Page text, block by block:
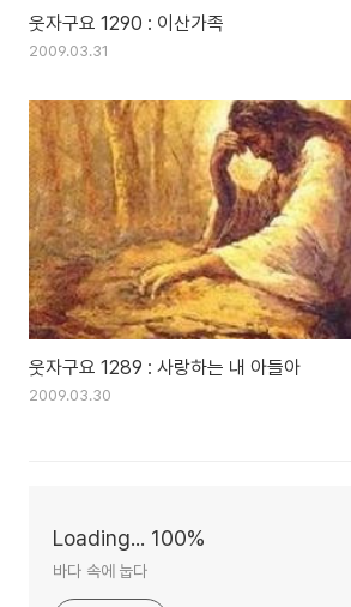
웃자구요 1290 : 이산가족
2009.03.31
웃자구요 1289 : 사랑하는 내 아들아
2009.03.30
Loading... 100%
바다 속에 눕다